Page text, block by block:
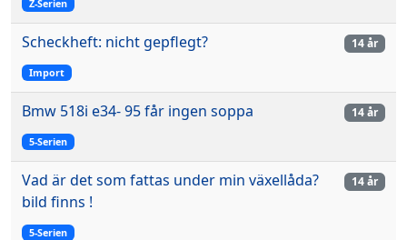
Z-Serien
Scheckheft: nicht gepflegt?
Import
14 år
Bmw 518i e34- 95 får ingen soppa
5-Serien
14 år
Vad är det som fattas under min växellåda?
bild finns !
5-Serien
14 år